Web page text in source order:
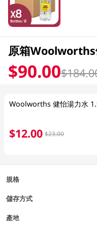
原箱Woolworths
$90.00
Woolworths 健怡湯力水
$12.00 $23.00
規格
儲存方式
產地